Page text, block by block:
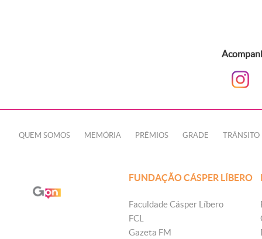
QUEM SOMOS MEMÓRIA PRÊMIOS GRADE TRÂNSITO
FUNDAÇÃO CÁSPER LÍBERO
Faculdade Cásper Líbero
FCL
Gazeta FM